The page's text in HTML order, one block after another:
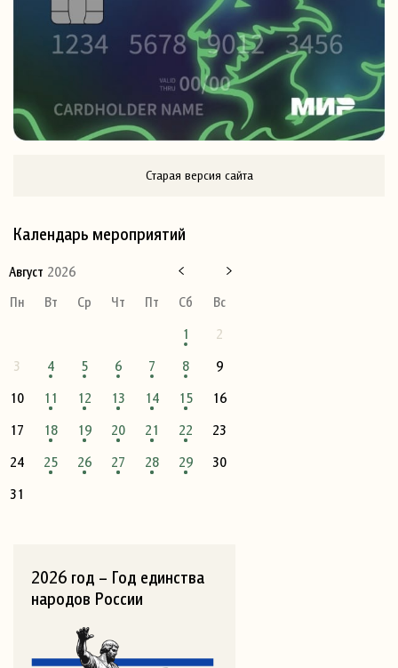
Старая версия сайта
Календарь мероприятий
Август 2026
Пн
Вт Ср Чт Пт Сб
Вс
1
2
3
4 5 6 7 8
9
10
11 12 13 14 15
16
17
18 19 20 21 22
23
24
25 26 27 28 29
30
31
2026 год – Год единства
народов России